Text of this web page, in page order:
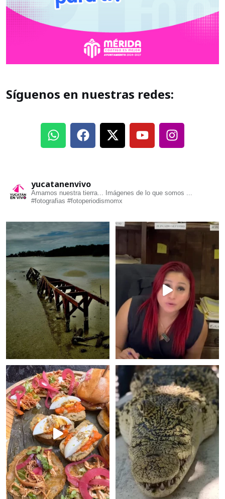
Síguenos en nuestras redes:
yucatanenvivo
Amamos nuestra tierra... Imágenes de lo que somos ...
#fotografias #fotoperiodismomx